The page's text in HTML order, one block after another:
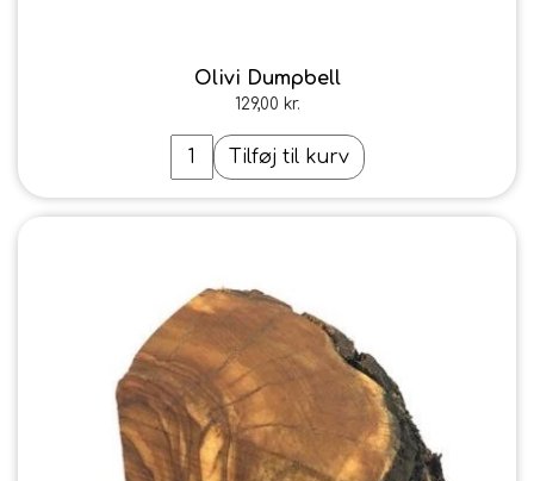
Olivi Dumpbell
129,00 kr.
Tilføj til kurv